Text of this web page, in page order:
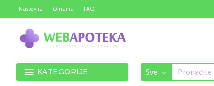
Naslovna O nama FAQ
KATEGORIJE Sve